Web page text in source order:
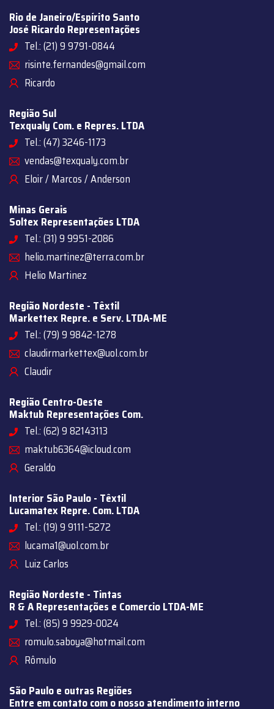
Rio de Janeiro/Espírito Santo
José Ricardo Representações
Tel.: (21) 9 9791-0844
risinte.fernandes@gmail.com
Ricardo
Região Sul
Texqualy Com. e Repres. LTDA
Tel.: (47) 3246-1173
vendas@texqualy.com.br
Eloir / Marcos / Anderson
Minas Gerais
Soltex Representações LTDA
Tel.: (31) 9 9951-2086
helio.martinez@terra.com.br
Helio Martinez
Região Nordeste - Têxtil
Markettex Repre. e Serv. LTDA-ME
Tel.: (79) 9 9842-1278
claudirmarkettex@uol.com.br
Claudir
Região Centro-Oeste
Maktub Representações Com.
Tel.: (62) 9 82143113
maktub6364@icloud.com
Geraldo
Interior São Paulo - Têxtil
Lucamatex Repre. Com. LTDA
Tel.: (19) 9 9111-5272
lucama1@uol.com.br
Luiz Carlos
Região Nordeste - Tintas
R & A Representações e Comercio LTDA-ME
Tel.: (85) 9 9929-0024
romulo.saboya@hotmail.com
Rômulo
São Paulo e outras Regiões
Entre em contato com o nosso atendimento interno